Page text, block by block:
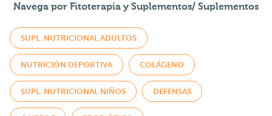
Navega por Fitoterapia y Suplementos/ Suplementos
SUPL. NUTRICIONAL ADULTOS
NUTRICIÓN DEPORTIVA COLÁGENO
SUPL. NUTRICIONAL NIÑOS DEFENSAS